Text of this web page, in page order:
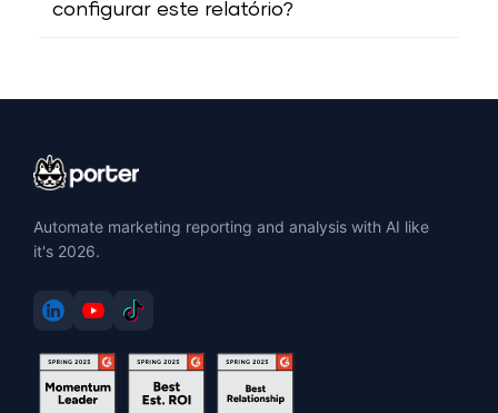
configurar este relatório?
Automate marketing reporting and analysis with AI like
it's 2026.